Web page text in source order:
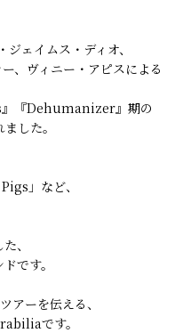
ェイムス・ディオ、
、ヴィニー・アピスによる
『Dehumanizer』期の
した。
」など、
、
です。
アーを伝える、
です。